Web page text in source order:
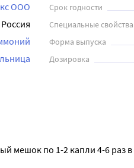
ООО Срок годности
Россия Специальные свойства
Форма выпуска
Дозировка
мешок по 1-2 капли 4-6 раз в